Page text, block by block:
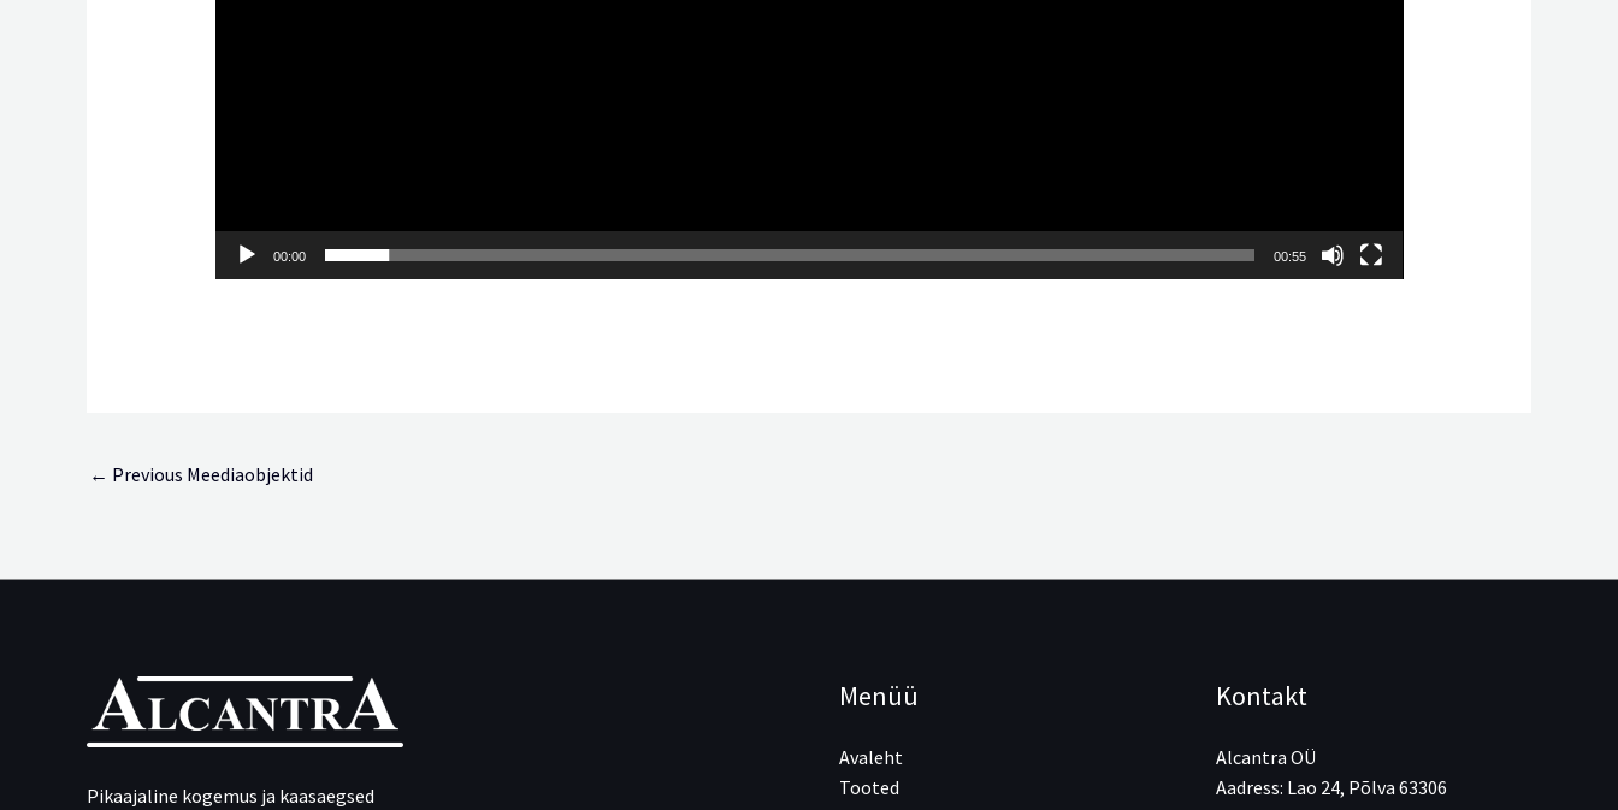
00:00 00:55
← Previous Meediaobjektid
Pikaajaline kogemus ja kaasaegsed
Menüü
Avaleht
Tooted
Kontakt
Alcantra OÜ
Aadress: Lao 24, Põlva 63306